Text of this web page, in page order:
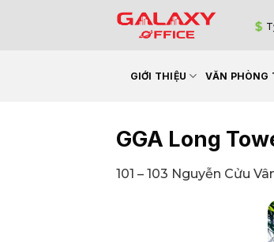
GIỚI THIỆU VĂN PHÒNG
GGA Long
101 – 103 Nguyễn Cửu